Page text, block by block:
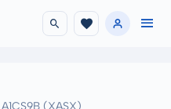
A1CS9B (XASX)